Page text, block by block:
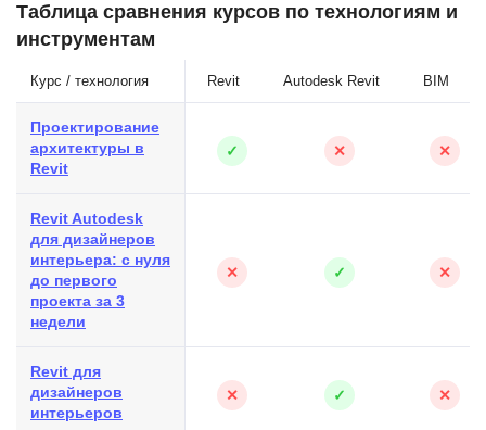
Таблица сравнения курсов по технологиям и
инструментам
Курс / технология Revit Autodesk Revit BIM
Проектирование
архитектуры в
Revit
✓ ✕ ✕
Revit Autodesk
для дизайнеров
интерьера: с нуля
до первого
проекта за 3
недели
✕ ✓ ✕
Revit для
дизайнеров
интерьеров
✕ ✓ ✕